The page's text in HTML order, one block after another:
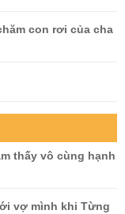
con rơi của cha
thấy vô cùng hạnh
vợ mình khi Từng